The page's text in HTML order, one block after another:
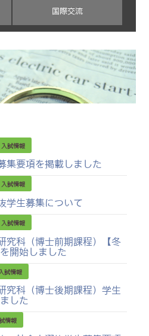
国際交流
入試情報
集要項を掲載しました
入試情報
学生募集について
入試情報
究科（博士前期課程）【冬
開始しました
入試情報
究科（博士後期課程）学生
した
情報